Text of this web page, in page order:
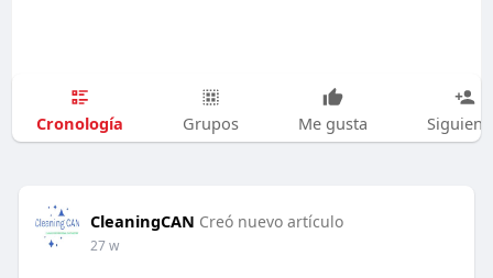
Cronología Grupos Me gusta
CleaningCAN Creó nuevo artículo
27 w